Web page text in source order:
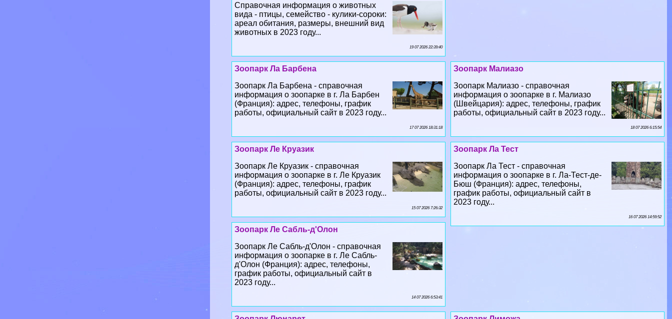
Справочная информация о животных
вида - птицы, семейство - кулики-сороки:
ареал обитания, размеры, внешний вид
животных в 2023 году...
19 07 2026 22:39:40
Зоопарк Малиазо
Зоопарк Малиазо - справочная
информация о зоопарке в г. Малиазо
(Швейцария): адрес, телефоны, график
работы, официальный сайт в 2023 году...
18 07 2026 6:15:54
Зоопарк Ла Барбена
Зоопарк Ла Барбена - справочная
информация о зоопарке в г. Ла Барбен
(Франция): адрес, телефоны, график
работы, официальный сайт в 2023 году...
17 07 2026 18:31:18
Зоопарк Ла Тест
Зоопарк Ла Тест - справочная
информация о зоопарке в г. Ла-Тест-де-
Бюш (Франция): адрес, телефоны,
график работы, официальный сайт в
2023 году...
16 07 2026 14:59:52
Зоопарк Ле Круазик
Зоопарк Ле Круазик - справочная
информация о зоопарке в г. Ле Круазик
(Франция): адрес, телефоны, график
работы, официальный сайт в 2023 году...
15 07 2026 7:26:32
Зоопарк Ле Сабль-д'Олон
Зоопарк Ле Сабль-д'Олон - справочная
информация о зоопарке в г. Ле Сабль-
д'Олон (Франция): адрес, телефоны,
график работы, официальный сайт в
2023 году...
14 07 2026 6:53:41